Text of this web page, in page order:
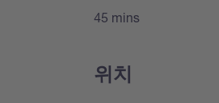
45 mins
위치